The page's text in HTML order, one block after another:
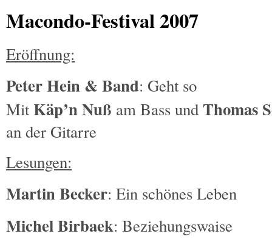
Macondo-Festival 2007
Eröffnung:
Peter Hein & Band: Geht so
MitKäp’n Nuß am Bass undThomas
an der Gitarre
Lesungen:
Martin Becker: Ein schönes Leben
Michel Birbaek: Beziehungswaise